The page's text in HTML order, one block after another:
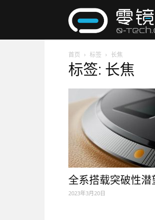
首页 标签 长焦
标签: 长焦
全系搭载突破性潜
2023年3月20日